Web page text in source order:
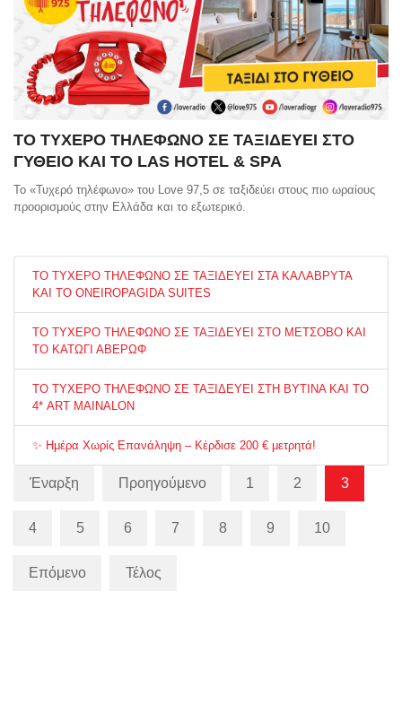
ΤΟ ΤΥΧΕΡΟ ΤΗΛΕΦΩΝΟ ΣΕ ΤΑΞΙΔΕΥΕΙ ΣΤΟ
ΓΥΘΕΙΟ ΚΑΙ ΤΟ LAS HOTEL & SPA
Το «Τυχερό τηλέφωνο» του Love 97,5 σε ταξιδεύει στους πιο ωραίους
προορισμούς στην Ελλάδα και το εξωτερικό.
ΤΟ ΤΥΧΕΡΟ ΤΗΛΕΦΩΝΟ ΣΕ ΤΑΞΙΔΕΥΕΙ ΣΤΑ ΚΑΛΑΒΡΥΤΑ
ΚΑΙ ΤΟ ONEIROPAGIDA SUITES
ΤΟ ΤΥΧΕΡΟ ΤΗΛΕΦΩΝΟ ΣΕ ΤΑΞΙΔΕΥΕΙ ΣΤΟ ΜΕΤΣΟΒΟ ΚΑΙ
ΤΟ ΚΑΤΩΓΙ ΑΒΕΡΩΦ
ΤΟ ΤΥΧΕΡΟ ΤΗΛΕΦΩΝΟ ΣΕ ΤΑΞΙΔΕΥΕΙ ΣΤΗ ΒΥΤΙΝΑ ΚΑΙ ΤΟ
4* ART MAINALON
✨ Ημέρα Χωρίς Επανάληψη – Κέρδισε 200 € μετρητά!
Έναρξη Προηγούμενο 1 2 3
4 5 6 7 8 9 10
Επόμενο Τέλος